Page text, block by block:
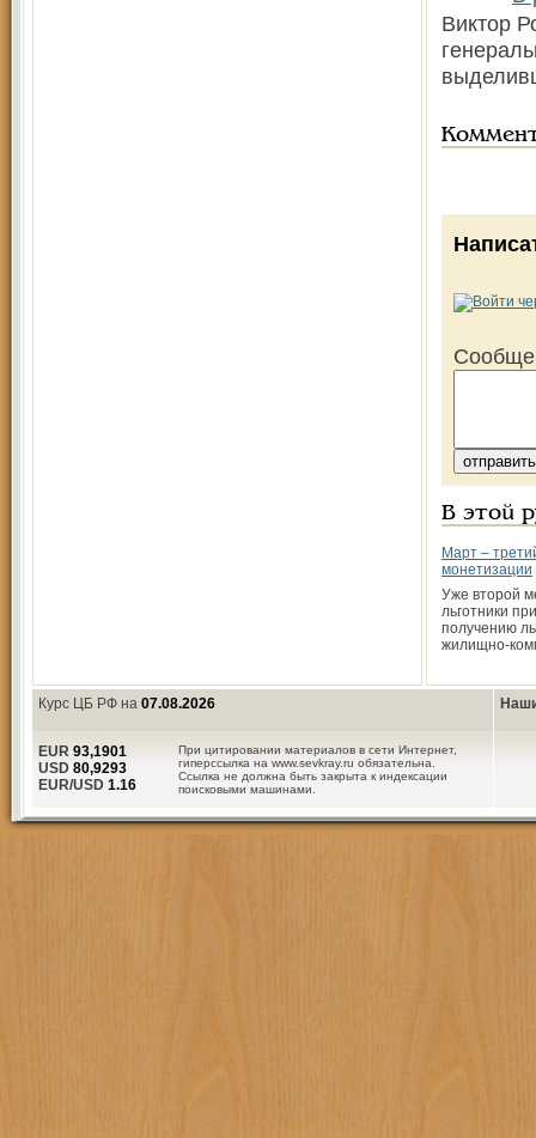
Виктор
В этой
Март –
монетизации
Уже второй
льготники
получению
жилищно-
Курс ЦБ РФ на 07.08.2026
При цитировании материалов в сети Интернет,
гиперссылка на www.sevkray.ru обязательна.
Ссылка не должна быть закрыта к индексации
поисковыми машинами.
EUR 93,1901
USD 80,9293
EUR/USD 1.16